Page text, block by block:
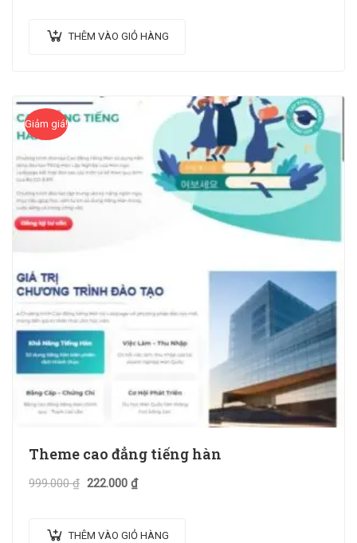
THÊM VÀO GIỎ HÀNG
Giảm giá!
Theme cao đẳng tiếng hàn
999.000₫ 222.000 ₫
THÊM VÀO GIỎ HÀNG